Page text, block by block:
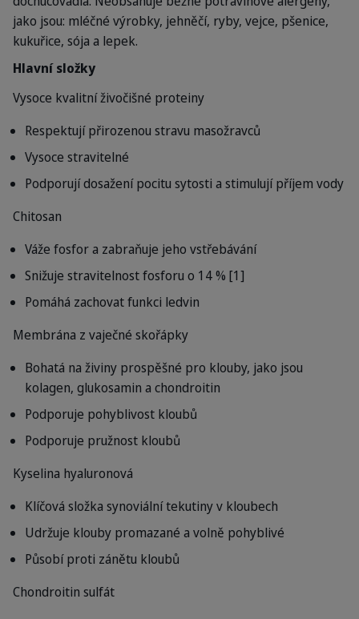
jako jsou: mléčné výrobky, jehněčí, ryby, vejce, pšenice,
kukuřice, sója a lepek.
Hlavní složky
Vysoce kvalitní živočišné proteiny
Respektují přirozenou stravu masožravců
Vysoce stravitelné
Podporují dosažení pocitu sytosti a stimulují příjem vody
Chitosan
Váže fosfor a zabraňuje jeho vstřebávání
Snižuje stravitelnost fosforu o 14 % [1]
Pomáhá zachovat funkci ledvin
Membrána z vaječné skořápky
Bohatá na živiny prospěšné pro klouby, jako jsou
kolagen, glukosamin a chondroitin
Podporuje pohyblivost kloubů
Podporuje pružnost kloubů
Kyselina hyaluronová
Klíčová složka synoviální tekutiny v kloubech
Udržuje klouby promazané a volně pohyblivé
Působí proti zánětu kloubů
Chondroitin sulfát